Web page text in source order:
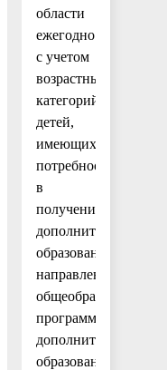
области
ежегодно
с учетом
возрастных
категорий
детей,
имеющих
потребность
в
получении
дополнительного
образования,
направленности
общеобразовательных
программ
дополнительного
образования,